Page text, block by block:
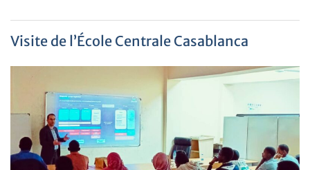
Visite de l’École Centrale Casablanca